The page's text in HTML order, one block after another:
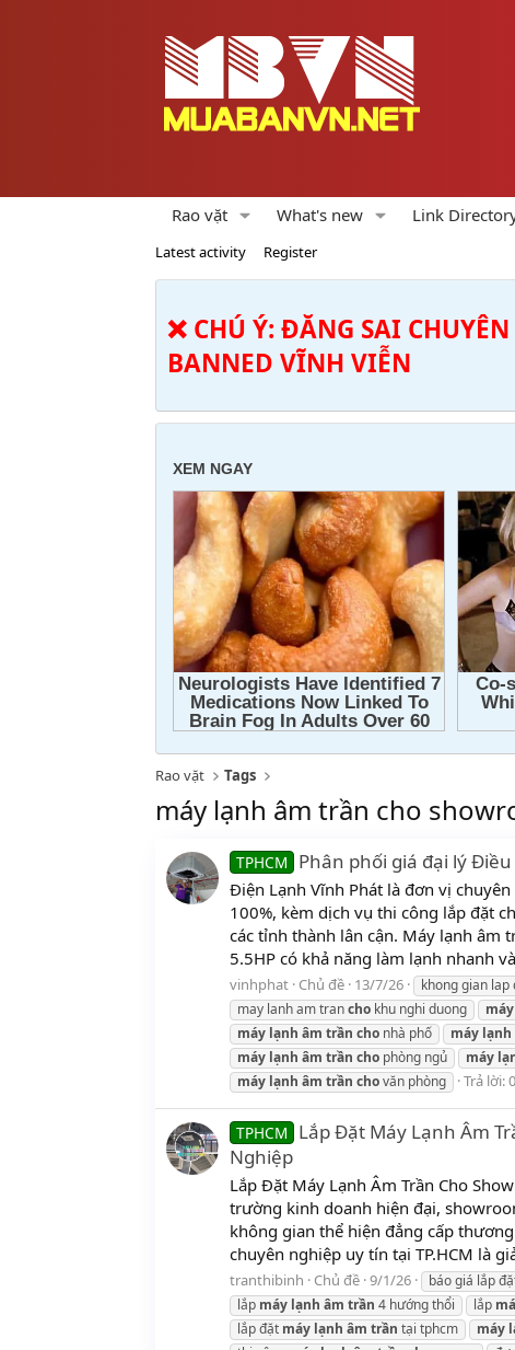
Rao vặt What's new Link
Latest activity Register
❌ CHÚ Ý: ĐĂNG SAI
BANNED VĨNH VIỄN
Rao vặt Tags
máy lạnh âm trần cho
TPHCM Phân phối giá đại lý
Điện Lạnh Vĩnh Phát là đơn vị
100%, kèm dịch vụ thi công lắp đặt
các tỉnh thành lân cận. Máy lạnh âm
5.5HP có khả năng làm lạnh nhanh
vinhphat Chủ đề 13/7/26 khong gian
may lanh am trancho khu nghi duong máy
máy lạnh âm trần cho nhà phố máy lạnh
máy lạnh âm trần cho phòng ngủ máy
máy lạnh âm trần chovăn phòng Trả lời: 0
TPHCM
Lắp Đặt Máy Lạnh Âm
Nghiệp
Lắp Đặt Máy Lạnh Âm Trần Cho
trường kinh doanh hiện đại,
không gian thể hiện đẳng cấp
chuyên nghiệp uy tín tại TP.HCM là
tranthibinh Chủ đề 9/1/26 báo giá lắp
lắp máy lạnh âm trần 4 hướng thổi lắp
lắp đặt máy lạnh âm trần tại tphcm máy